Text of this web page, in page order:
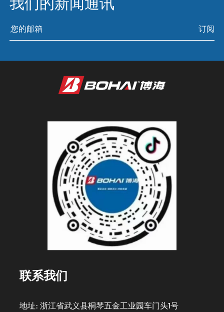
订阅
联系我们
地址: 浙江省武义县桐琴五金工业园车门头1号